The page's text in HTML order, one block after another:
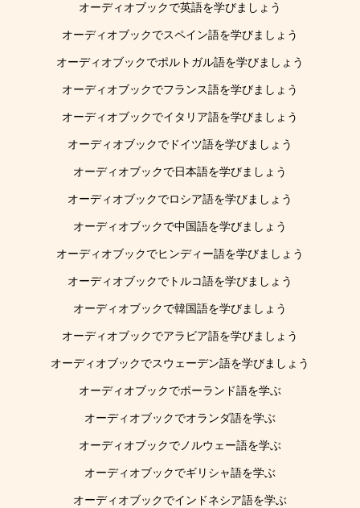
オーディオブックで英語を学びましょう
オーディオブックでスペイン語を学びましょう
オーディオブックでポルトガル語を学びましょう
オーディオブックでフランス語を学びましょう
オーディオブックでイタリア語を学びましょう
オーディオブックでドイツ語を学びましょう
オーディオブックで日本語を学びましょう
オーディオブックでロシア語を学びましょう
オーディオブックで中国語を学びましょう
オーディオブックでヒンディー語を学びましょう
オーディオブックでトルコ語を学びましょう
オーディオブックで韓国語を学びましょう
オーディオブックでアラビア語を学びましょう
オーディオブックでスウェーデン語を学びましょう
オーディオブックでポーランド語を学ぶ
オーディオブックでオランダ語を学ぶ
オーディオブックでノルウェー語を学ぶ
オーディオブックでギリシャ語を学ぶ
オーディオブックでインドネシア語を学ぶ